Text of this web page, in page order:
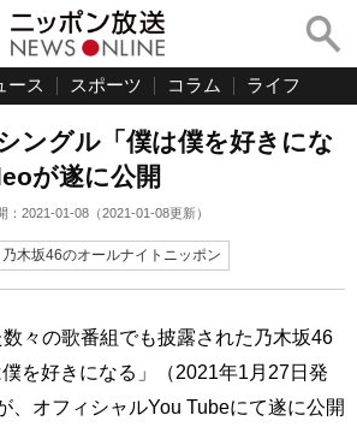
ース スポーツ コラム ライフ
ングル「僕は僕を好きにな
が遂に公開
2021-01-08 （2021-01-08更新）
乃木坂46のオールナイトニッポン
々の歌番組でも披露された乃木坂46
を好きになる」（2021年1月27日発
、オフィシャルYou Tubeにて遂に公開